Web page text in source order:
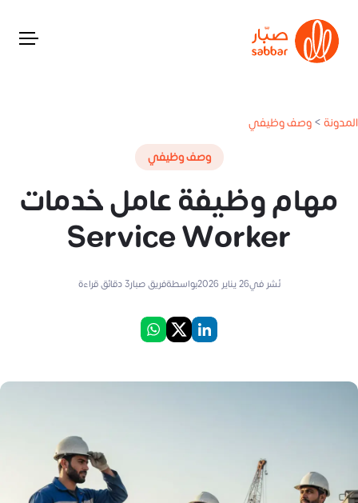
المدونة>وصف وظيفي
وصف وظيفي
مهام وظيفة عامل خدمات
Service Worker
نُشر في26 يناير 2026 بواسطةفريق صبار3دقائق قراءة